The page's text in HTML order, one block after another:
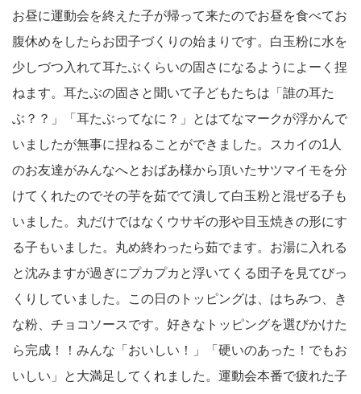
お昼に運動会を終えた子が帰って来たのでお昼を食べてお
腹休めをしたらお団子づくりの始まりです。白玉粉に水を
少しづつ入れて耳たぶくらいの固さになるようによーく捏
ねます。耳たぶの固さと聞いて子どもたちは「誰の耳た
ぶ？？」「耳たぶってなに？」とはてなマークが浮かんで
いましたが無事に捏ねることができました。スカイの1人
のお友達がみんなへとおばあ様から頂いたサツマイモを分
けてくれたのでその芋を茹でて潰して白玉粉と混ぜる子も
いました。丸だけではなくウサギの形や目玉焼きの形にす
る子もいました。丸め終わったら茹でます。お湯に入れる
と沈みますが過ぎにプカプカと浮いてくる団子を見てびっ
くりしていました。この日のトッピングは、はちみつ、き
な粉、チョコソースです。好きなトッピングを選びかけた
ら完成！！みんな「おいしい！」「硬いのあった！でもお
いしい」と大満足してくれました。運動会本番で疲れた子